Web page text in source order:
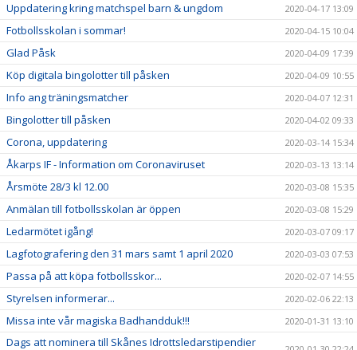
Uppdatering kring matchspel barn & ungdom 2020-04-17 13:09
Fotbollsskolan i sommar! 2020-04-15 10:04
Glad Påsk 2020-04-09 17:39
Köp digitala bingolotter till påsken 2020-04-09 10:55
Info ang träningsmatcher 2020-04-07 12:31
Bingolotter till påsken 2020-04-02 09:33
Corona, uppdatering 2020-03-14 15:34
Åkarps IF - Information om Coronaviruset 2020-03-13 13:14
Årsmöte 28/3 kl 12.00 2020-03-08 15:35
Anmälan till fotbollsskolan är öppen 2020-03-08 15:29
Ledarmötet igång! 2020-03-07 09:17
Lagfotografering den 31 mars samt 1 april 2020 2020-03-03 07:53
Passa på att köpa fotbollsskor... 2020-02-07 14:55
Styrelsen informerar... 2020-02-06 22:13
Missa inte vår magiska Badhandduk!!! 2020-01-31 13:10
Dags att nominera till Skånes Idrottsledarstipendier